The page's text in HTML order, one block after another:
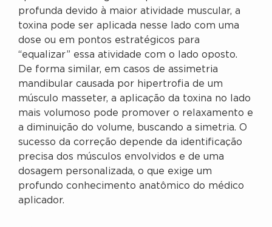
profunda devido à maior atividade muscular, a
toxina pode ser aplicada nesse lado com uma
dose ou em pontos estratégicos para
“equalizar” essa atividade com o lado oposto.
De forma similar, em casos de assimetria
mandibular causada por hipertrofia de um
músculo masseter, a aplicação da toxina no lado
mais volumoso pode promover o relaxamento e
a diminuição do volume, buscando a simetria. O
sucesso da correção depende da identificação
precisa dos músculos envolvidos e de uma
dosagem personalizada, o que exige um
profundo conhecimento anatômico do médico
aplicador.